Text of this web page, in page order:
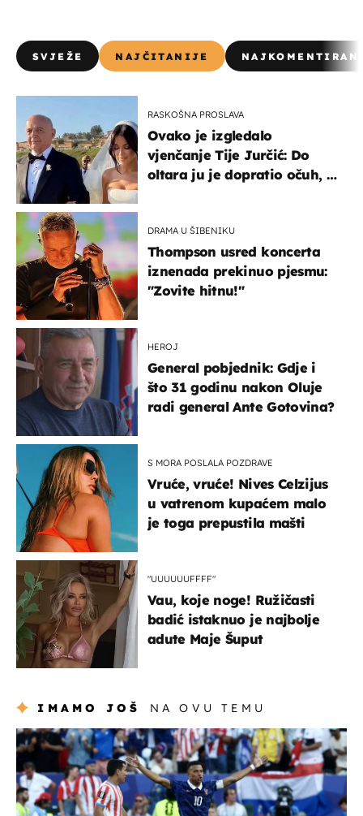
SVJEŽE NAJČITANIJE
RASKOŠNA PROSLAVA
Ovako je izgledalo
vjenčanje Tije Jurčić: Do
oltara ju je dopratio očuh, a
DRAMA U ŠIBENIKU
Thompson usred koncerta
iznenada prekinuo pjesmu:
"Zovite hitnu!"
HEROJ
General pobjednik: Gdje i
što 31 godinu nakon Oluje
radi general Ante Gotovina?
S MORA POSLALA POZDRAVE
Vruće, vruće! Nives Celzijus
u vatrenom kupaćem malo
je toga prepustila mašti
"UUUUUUFFFF"
Vau, koje noge! Ružičasti
badić istaknuo je najbolje
adute Maje Šuput
IMAMO JOŠ NA OVU TEMU
svjetsko prvenstvo 2026